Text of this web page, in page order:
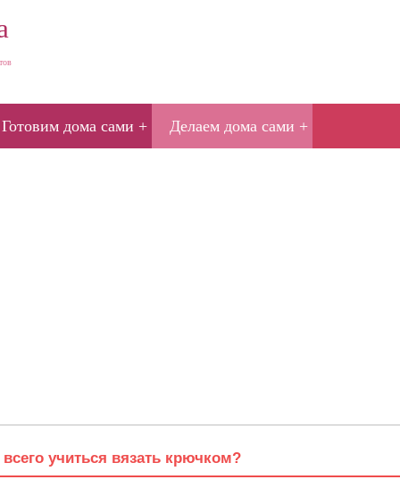
Готовим дома сами Делаем дома сами
учиться вязать крючком?